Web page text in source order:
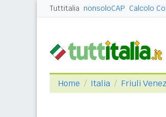
Tuttitalia nonsoloCAP Calcolo
Home Italia Friuli